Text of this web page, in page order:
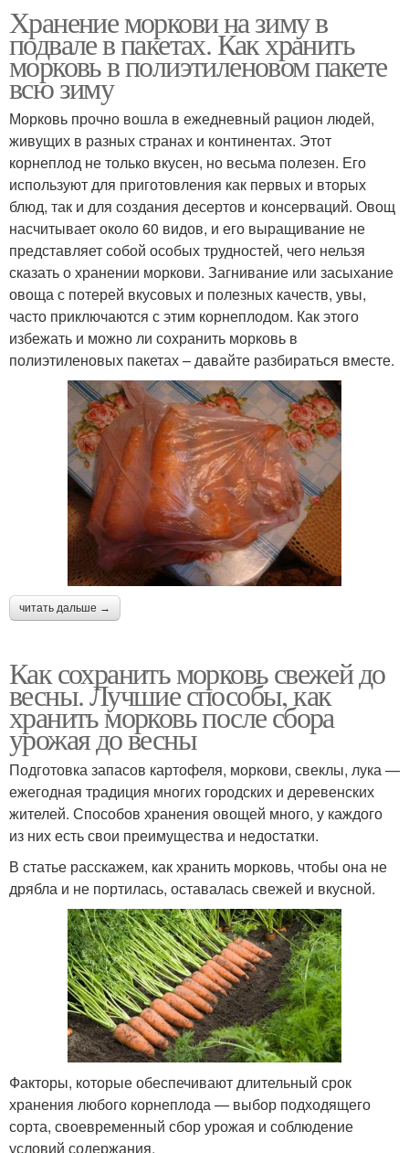
Хранение моркови на зиму в
подвале в пакетах. Как хранить
морковь в полиэтиленовом пакете
всю зиму
Морковь прочно вошла в ежедневный рацион людей,
живущих в разных странах и континентах. Этот
корнеплод не только вкусен, но весьма полезен. Его
используют для приготовления как первых и вторых
блюд, так и для создания десертов и консерваций. Овощ
насчитывает около 60 видов, и его выращивание не
представляет собой особых трудностей, чего нельзя
сказать о хранении моркови. Загнивание или засыхание
овоща с потерей вкусовых и полезных качеств, увы,
часто приключаются с этим корнеплодом. Как этого
избежать и можно ли сохранить морковь в
полиэтиленовых пакетах – давайте разбираться вместе.
читать дальше →
Как сохранить морковь свежей до
весны. Лучшие способы, как
хранить морковь после сбора
урожая до весны
Подготовка запасов картофеля, моркови, свеклы, лука —
ежегодная традиция многих городских и деревенских
жителей. Способов хранения овощей много, у каждого
из них есть свои преимущества и недостатки.
В статье расскажем, как хранить морковь, чтобы она не
дрябла и не портилась, оставалась свежей и вкусной.
Факторы, которые обеспечивают длительный срок
хранения любого корнеплода — выбор подходящего
сорта, своевременный сбор урожая и соблюдение
условий содержания.